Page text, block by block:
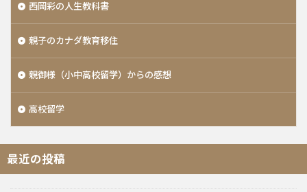
西岡彩の人生教科書
親子のカナダ教育移住
親御様（小中高校留学）からの感想
高校留学
最近の投稿